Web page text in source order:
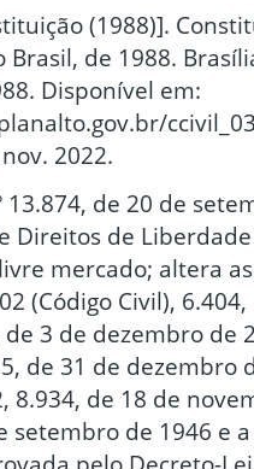
(1988)].
Brasil, de 1988.
Disponível em:
2022.
13.874, de 20 de
Direitos de
mercado; altera
(Código Civil),
de 3 de dezembro de
de 31 de dezembro
8.934, de 18 de
setembro de 1946 e